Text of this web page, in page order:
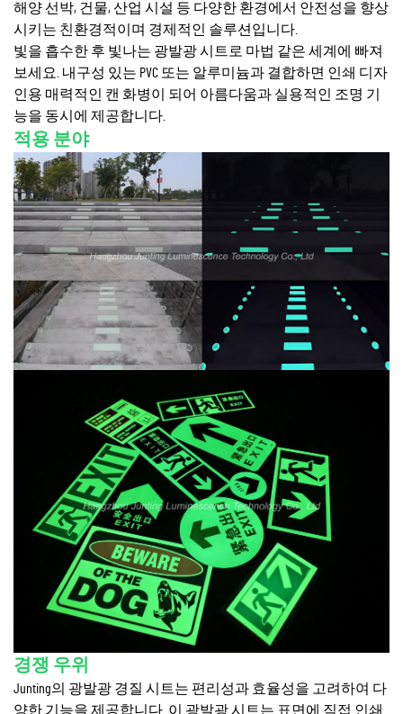
해양 선박, 건물, 산업 시설 등 다양한 환경에서 안전성을 향상
시키는 친환경적이며 경제적인 솔루션입니다.
빛을 흡수한 후 빛나는 광발광 시트로 마법 같은 세계에 빠져
보세요. 내구성 있는 PVC 또는 알루미늄과 결합하면 인쇄 디자
인용 매력적인 캔 화병이 되어 아름다움과 실용적인 조명 기
능을 동시에 제공합니다.
적용 분야
경쟁 우위
Junting의 광발광 경질 시트는 편리성과 효율성을 고려하여 다
양한 기능을 제공합니다. 이 광발광 시트는 표면에 직접 인쇄